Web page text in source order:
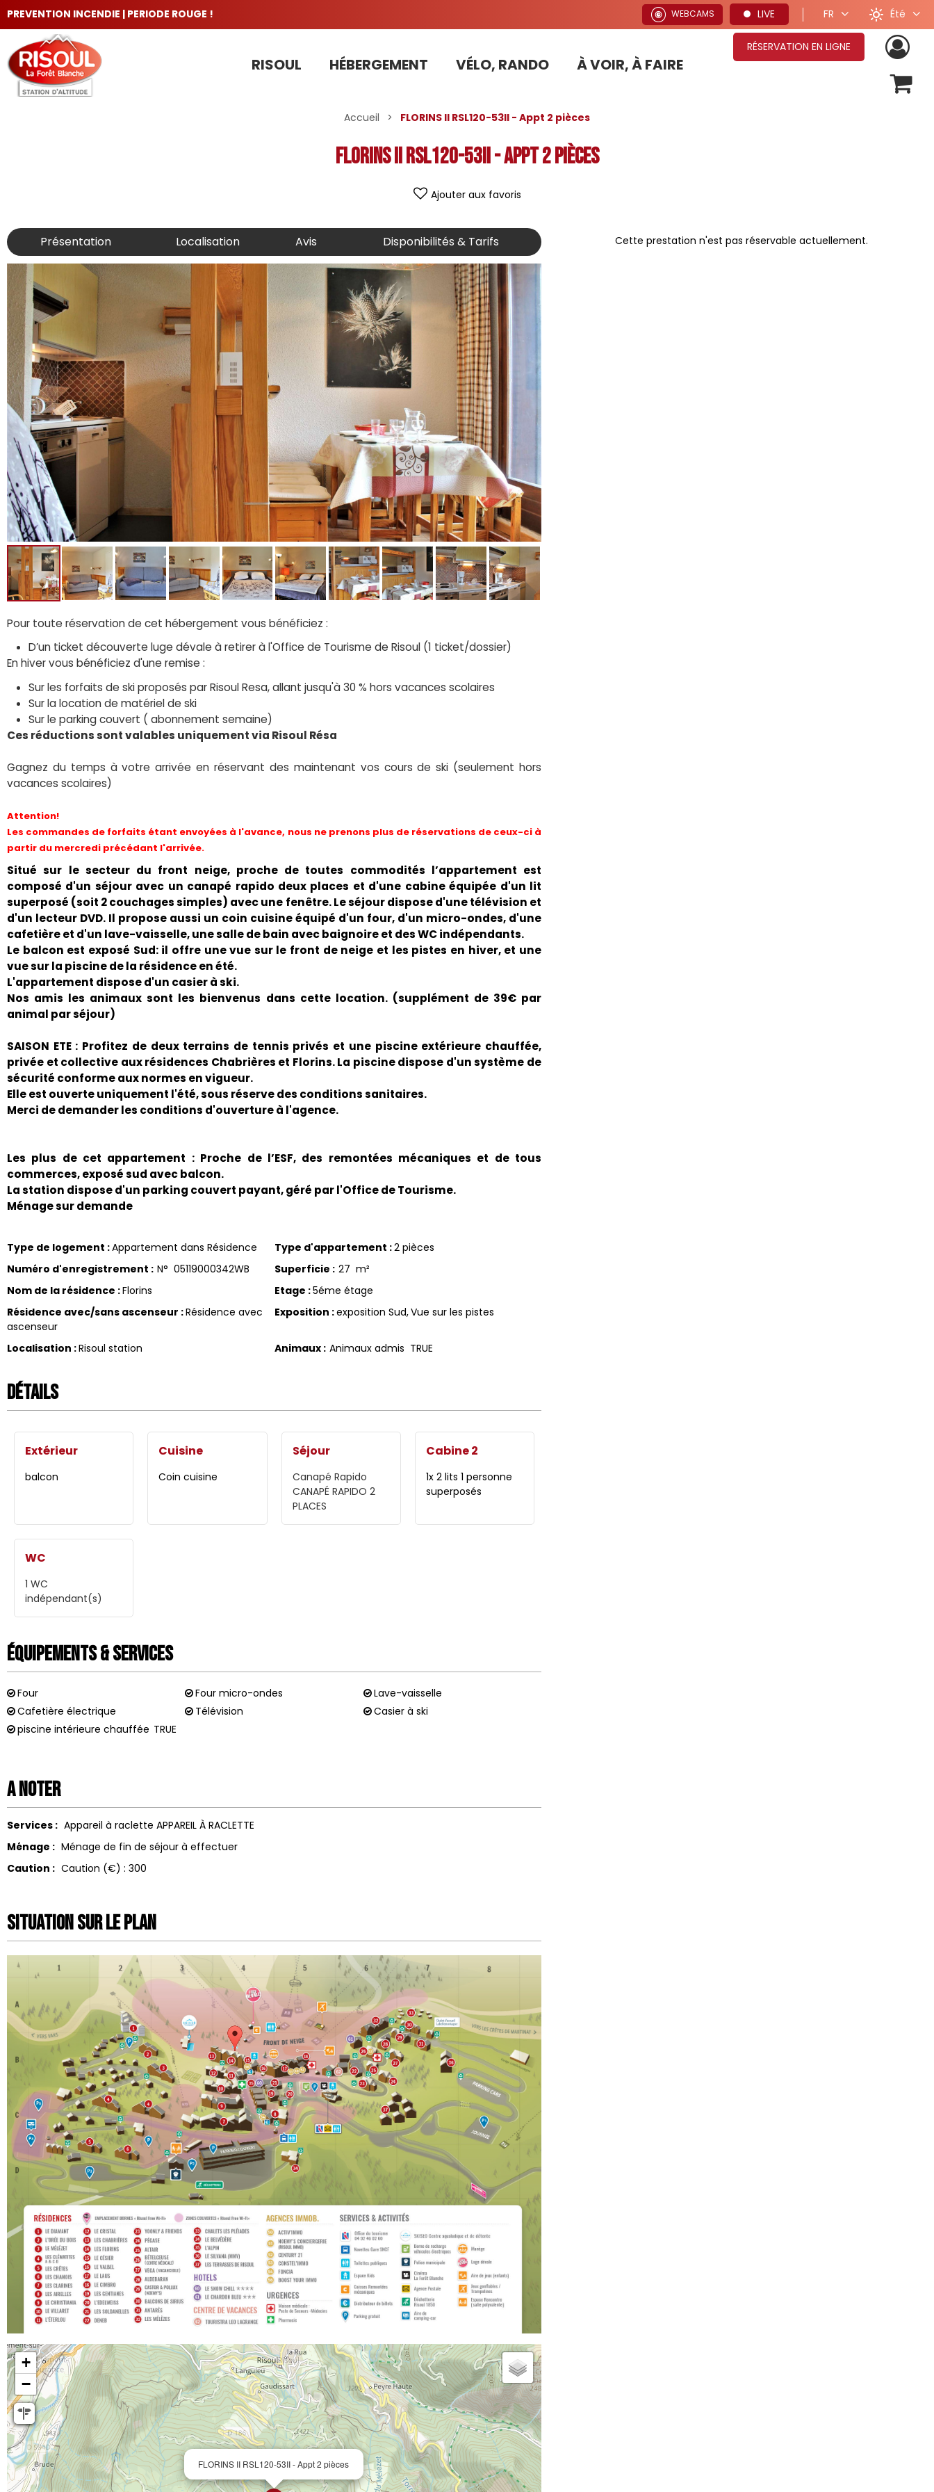
PREVENTION INCENDIE | PERIODE ROUGE ! WEBCAMS LIVE FR Été
RISOUL HÉBERGEMENT VÉLO, RANDO À VOIR, À FAIRE
RÉSERVATION EN LIGNE
Accueil > FLORINS II RSL120-53II - Appt 2 pièces
FLORINS II RSL120-53II - Appt 2 pièces
Ajouter aux favoris
Présentation Localisation Avis Disponibilités & Tarifs Cette prestation n'est pas réservable actuellement.
Pour toute réservation de cet hébergement vous bénéficiez :
D’un ticket découverte luge dévale à retirer à l'Office de Tourisme de Risoul (1 ticket/dossier)
En hiver vous bénéficiez d'une remise :
Sur les forfaits de ski proposés par Risoul Resa, allant jusqu'à 30 % hors vacances scolaires
Sur la location de matériel de ski
Sur le parking couvert ( abonnement semaine)
Ces réductions sont valables uniquement via Risoul Résa
Gagnez du temps à votre arrivée en réservant des maintenant vos cours de ski (seulement hors
vacances scolaires)
Attention!
Les commandes de forfaits étant envoyées à l'avance, nous ne prenons plus de réservations de ceux-ci à
partir du mercredi précédant l'arrivée.
Situé sur le secteur du front neige, proche de toutes commodités l’appartement est
composé d'un séjour avec un canapé rapido deux places et d'une cabine équipée d'un lit
superposé (soit 2 couchages simples) avec une fenêtre. Le séjour dispose d'une télévision et
d'un lecteur DVD. Il propose aussi un coin cuisine équipé d'un four, d'un micro-ondes, d'une
cafetière et d'un lave-vaisselle, une salle de bain avec baignoire et des WC indépendants.
Le balcon est exposé Sud: il offre une vue sur le front de neige et les pistes en hiver, et une
vue sur la piscine de la résidence en été.
L'appartement dispose d'un casier à ski.
Nos amis les animaux sont les bienvenus dans cette location. (supplément de 39€ par
animal par séjour)
SAISON ETE : Profitez de deux terrains de tennis privés et une piscine extérieure chauffée,
privée et collective aux résidences Chabrières et Florins. La piscine dispose d'un système de
sécurité conforme aux normes en vigueur.
Elle est ouverte uniquement l'été, sous réserve des conditions sanitaires.
Merci de demander les conditions d'ouverture à l'agence.
Les plus de cet appartement : Proche de l’ESF, des remontées mécaniques et de tous
commerces, exposé sud avec balcon.
La station dispose d'un parking couvert payant, géré par l'Office de Tourisme.
Ménage sur demande
Type de logement :Appartement dans Résidence Type d'appartement :2 pièces
Numéro d'enregistrement : N° 05119000342WB Superficie : 27 m²
Nom de la résidence :Florins Etage :5éme étage
Résidence avec/sans ascenseur :Résidence avec
ascenseur
Exposition :exposition Sud Vue sur les pistes
Localisation :Risoul station Animaux : Animaux admis TRUE
Détails
Extérieur
balcon
Cuisine
Coin cuisine
Séjour
Canapé Rapido
CANAPÉ RAPIDO 2
PLACES
Cabine 2
1x 2 lits 1 personne
superposés
WC
1 WC
indépendant(s)
Équipements & Services
Four Four micro-ondes
Lave-vaisselle
Cafetière électrique
Télévision
Casier à ski
piscine intérieure chauffée TRUE
A noter
Services : Appareil à raclette APPAREIL À RACLETTE
Ménage : Ménage de fin de séjour à effectuer
Caution : Caution (€) : 300
Situation sur le Plan
FLORINS II RSL120-53II - Appt 2 pièces
+
−